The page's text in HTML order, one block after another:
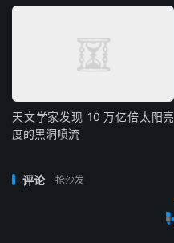
天文学家发现 10 万亿倍太阳亮
度的黑洞喷流
评论 抢沙发